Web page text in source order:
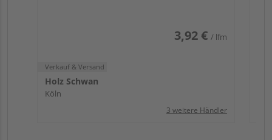
3,92 € / lfm
Verkauf & Versand
Holz Schwan
Köln
3 weitere Händler